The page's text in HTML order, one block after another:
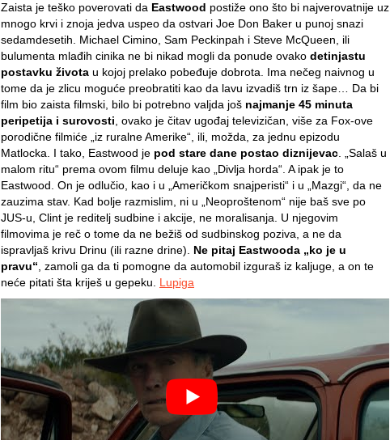
Zaista je teško poverovati da Eastwood postiže ono što bi najverovatnije uz
mnogo krvi i znoja jedva uspeo da ostvari Joe Don Baker u punoj snazi
sedamdesetih. Michael Cimino, Sam Peckinpah i Steve McQueen, ili
bulumenta mlađih cinika ne bi nikad mogli da ponude ovako detinjastu
postavku života u kojoj prelako pobeđuje dobrota. Ima nečeg naivnog u
tome da je zlicu moguće preobratiti kao da lavu izvadiš trn iz šape… Da bi
film bio zaista filmski, bilo bi potrebno valjda još najmanje 45 minuta
peripetija i surovosti , ovako je čitav ugođaj televizičan, više za Fox-ove
porodične filmiće „iz ruralne Amerike“, ili, možda, za jednu epizodu
Matlocka. I tako, Eastwood je pod stare dane postao diznijevac . „Salaš u
malom ritu“ prema ovom filmu deluje kao „Divlja horda“. A ipak je to
Eastwood. On je odlučio, kao i u „Američkom snajperisti“ i u „Mazgi“, da ne
zauzima stav. Kad bolje razmislim, ni u „Neoproštenom“ nije baš sve po
JUS-u, Clint je reditelj sudbine i akcije, ne moralisanja. U njegovim
filmovima je reč o tome da ne bežiš od sudbinskog poziva, a ne da
ispravljaš krivu Drinu (ili razne drine). Ne pitaj Eastwooda „ko je u
pravu“ , zamoli ga da ti pomogne da automobil izguraš iz kaljuge, a on te
neće pitati šta kriješ u gepeku. Lupiga